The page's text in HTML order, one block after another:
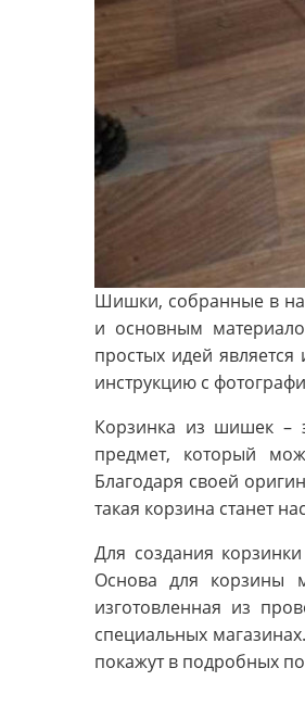
Шишки, собранные в
и основным
простых идей
инструкцию с
Корзинка из шишек –
предмет, который
Благодаря своей
такая корзина станет
Для создания
Основа для корзины
изготовленная из
специальных
покажут в подробных